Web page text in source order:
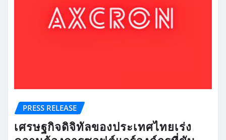
PRESS RELEASE
เศรษฐกิจดิจิทัลของประเทศไทยเร่ง